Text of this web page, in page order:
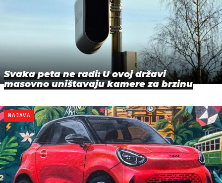
Svaka peta ne radi: U ovoj državi
masovno uništavaju kamere za brzinu
NAJAVA